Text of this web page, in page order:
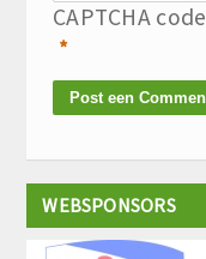
CAPTCHA code
*
WEBSPONSORS